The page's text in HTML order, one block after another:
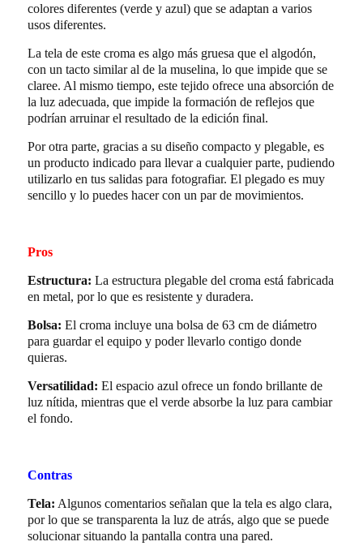
colores diferentes (verde y azul) que se adaptan a varios
usos diferentes.
La tela de este croma es algo más gruesa que el algodón,
con un tacto similar al de la muselina, lo que impide que se
claree. Al mismo tiempo, este tejido ofrece una absorción de
la luz adecuada, que impide la formación de reflejos que
podrían arruinar el resultado de la edición final.
Por otra parte, gracias a su diseño compacto y plegable, es
un producto indicado para llevar a cualquier parte, pudiendo
utilizarlo en tus salidas para fotografiar. El plegado es muy
sencillo y lo puedes hacer con un par de movimientos.
Pros
Estructura: La estructura plegable del croma está fabricada
en metal, por lo que es resistente y duradera.
Bolsa: El croma incluye una bolsa de 63 cm de diámetro
para guardar el equipo y poder llevarlo contigo donde
quieras.
Versatilidad: El espacio azul ofrece un fondo brillante de
luz nítida, mientras que el verde absorbe la luz para cambiar
el fondo.
Contras
Tela: Algunos comentarios señalan que la tela es algo clara,
por lo que se transparenta la luz de atrás, algo que se puede
solucionar situando la pantalla contra una pared.